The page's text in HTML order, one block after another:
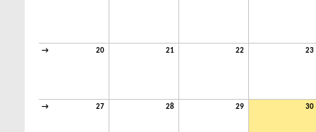
→ 20 21 22 23
→ 27 28 29 30